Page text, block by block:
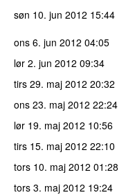
søn 10. jun 2012 15:44
ons 6. jun 2012 04:05
lør 2. jun 2012 09:34
tirs 29. maj 2012 20:32
ons 23. maj 2012 22:24
lør 19. maj 2012 10:56
tirs 15. maj 2012 22:10
tors 10. maj 2012 01:28
tors 3. maj 2012 19:24